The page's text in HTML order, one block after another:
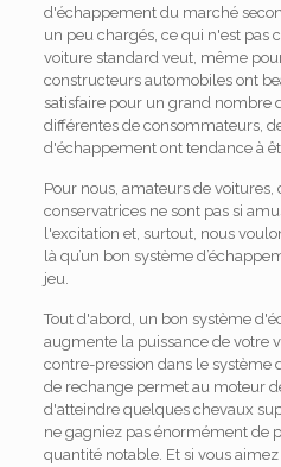
d'échappement du marché
un peu chargés, ce qui n'est pas
voiture standard veut, même
constructeurs automobiles ont
satisfaire pour un grand nombre
différentes de consommateurs,
d'échappement ont tendance à
Pour nous, amateurs de voitures,
conservatrices ne sont pas si
l'excitation et, surtout, nous
là qu’un bon système
jeu.
Tout d'abord, un bon système
augmente la puissance de votre
contre-pression dans le système
de rechange permet au moteur
d'atteindre quelques chevaux
ne gagniez pas énormément de
quantité notable. Et si vous